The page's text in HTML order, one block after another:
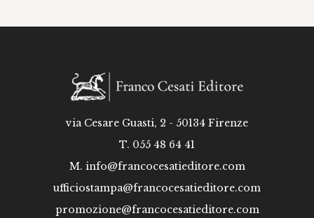
via Cesare Guasti, 2 - 50134 Firenze
T. 055 48 64 41
M. info@francocesatieditore.com
ufficiostampa@francocesatieditore.com
promozione@francocesatieditore.com